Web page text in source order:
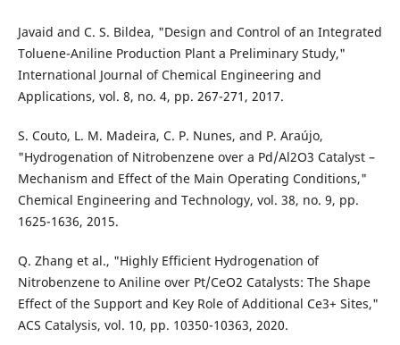
Javaid and C. S. Bildea, "Design and Control of an Integrated
Toluene-Aniline Production Plant a Preliminary Study,"
International Journal of Chemical Engineering and
Applications, vol. 8, no. 4, pp. 267-271, 2017.
S. Couto, L. M. Madeira, C. P. Nunes, and P. Araújo,
"Hydrogenation of Nitrobenzene over a Pd/Al2O3 Catalyst –
Mechanism and Effect of the Main Operating Conditions,"
Chemical Engineering and Technology, vol. 38, no. 9, pp.
1625-1636, 2015.
Q. Zhang et al., "Highly Efficient Hydrogenation of
Nitrobenzene to Aniline over Pt/CeO2 Catalysts: The Shape
Effect of the Support and Key Role of Additional Ce3+ Sites,"
ACS Catalysis, vol. 10, pp. 10350-10363, 2020.